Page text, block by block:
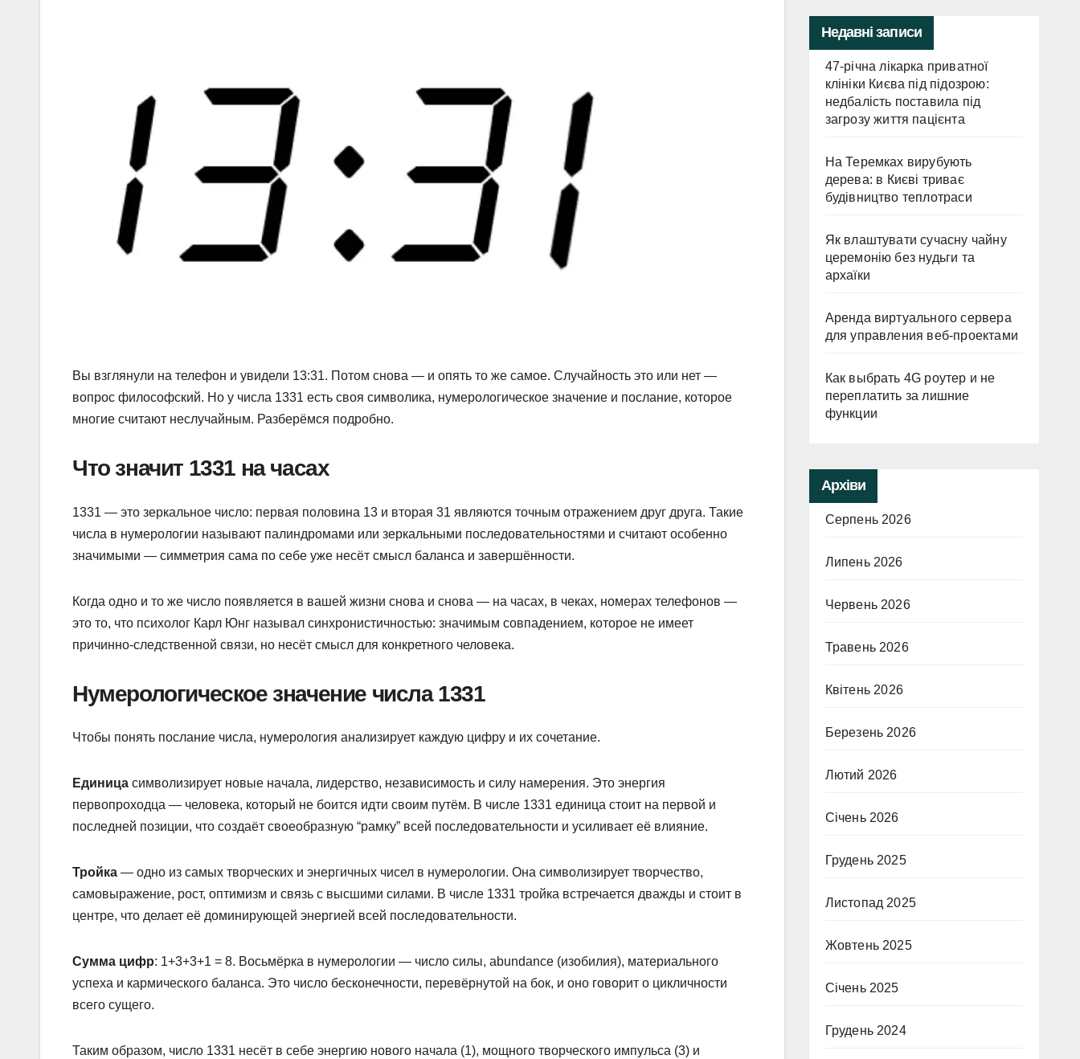
Вы взглянули на телефон и увидели 13:31. Потом снова — и опять то же самое. Случайность это или нет —
вопрос философский. Но у числа 1331 есть своя символика, нумерологическое значение и послание, которое
многие считают неслучайным. Разберёмся подробно.
Что значит 1331 на часах
1331 — это зеркальное число: первая половина 13 и вторая 31 являются точным отражением друг друга. Такие
числа в нумерологии называют палиндромами или зеркальными последовательностями и считают особенно
значимыми — симметрия сама по себе уже несёт смысл баланса и завершённости.
Когда одно и то же число появляется в вашей жизни снова и снова — на часах, в чеках, номерах телефонов —
это то, что психолог Карл Юнг называл синхронистичностью: значимым совпадением, которое не имеет
причинно-следственной связи, но несёт смысл для конкретного человека.
Нумерологическое значение числа 1331
Чтобы понять послание числа, нумерология анализирует каждую цифру и их сочетание.
Единица символизирует новые начала, лидерство, независимость и силу намерения. Это энергия
первопроходца — человека, который не боится идти своим путём. В числе 1331 единица стоит на первой и
последней позиции, что создаёт своеобразную “рамку” всей последовательности и усиливает её влияние.
Тройка — одно из самых творческих и энергичных чисел в нумерологии. Она символизирует творчество,
самовыражение, рост, оптимизм и связь с высшими силами. В числе 1331 тройка встречается дважды и стоит в
центре, что делает её доминирующей энергией всей последовательности.
Сумма цифр: 1+3+3+1 = 8. Восьмёрка в нумерологии — число силы, abundance (изобилия), материального
успеха и кармического баланса. Это число бесконечности, перевёрнутой на бок, и оно говорит о цикличности
всего сущего.
Таким образом, число 1331 несёт в себе энергию нового начала (1), мощного творческого импульса (3) и
Недавні записи
47-річна лікарка приватної
клініки Києва під підозрою:
недбалість поставила під
загрозу життя пацієнта
На Теремках вирубують
дерева: в Києві триває
будівництво теплотраси
Як влаштувати сучасну чайну
церемонію без нудьги та
архаїки
Аренда виртуального сервера
для управления веб-проектами
Как выбрать 4G роутер и не
переплатить за лишние
функции
Архіви
Серпень 2026
Липень 2026
Червень 2026
Травень 2026
Квітень 2026
Березень 2026
Лютий 2026
Січень 2026
Грудень 2025
Листопад 2025
Жовтень 2025
Січень 2025
Грудень 2024